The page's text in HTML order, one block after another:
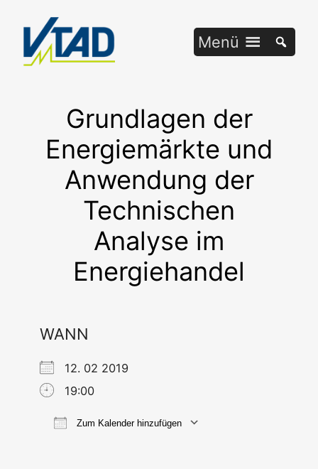
springen
Menü
Grundlagen der
Energiemärkte und
Anwendung der
Technischen
Analyse im
Energiehandel
WANN
12. 02 2019
19:00
Zum Kalender hinzufügen